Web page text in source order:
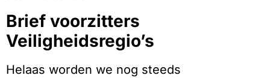
Brief voorzitters
Veiligheidsregio’s
Helaas worden we nog steeds